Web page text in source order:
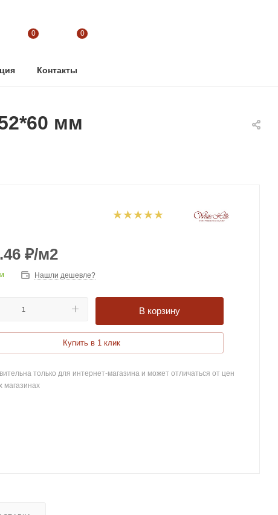
0 0
Контакты
мм
₽/м2
Нашли дешевле?
В корзину
Купить в 1 клик
только для интернет-магазина и может отличаться от цен
магазинах